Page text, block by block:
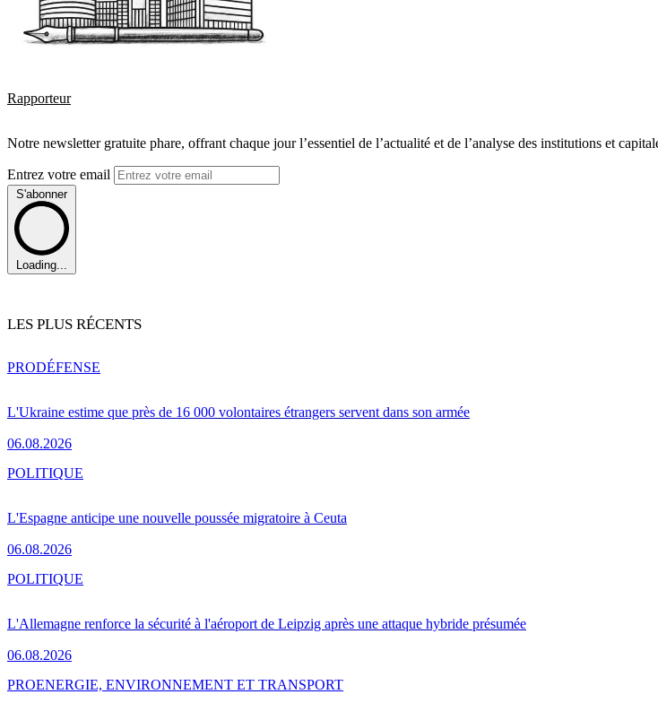
Rapporteur
Notre newsletter gratuite phare, offrant chaque jour l’essentiel de l’actualité et de l’analyse des institutions et
Entrez votre email
S'abonner
Loading...
LES PLUS RÉCENTS
L'Ukraine estime que près de 16 000 volontaires étrangers servent dans son armée
06.08.2026
PRODÉFENSE
L'Espagne anticipe une nouvelle poussée migratoire à Ceuta
06.08.2026
POLITIQUE
L'Allemagne renforce la sécurité à l'aéroport de Leipzig après une attaque hybride présumée
06.08.2026
POLITIQUE
PROENERGIE, ENVIRONNEMENT ET TRANSPORT